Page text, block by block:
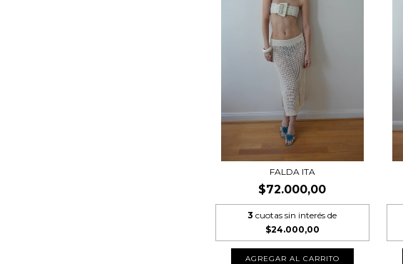
FALDA ITA
$72.000,00
3 cuotas sin interés de
$24.000,00